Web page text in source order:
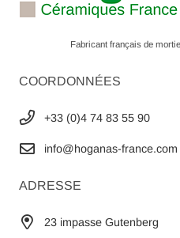
Fabricant français de
COORDONNÉES
+33 (0)4 74 83 55 90
info@hoganas-france.com
ADRESSE
23 impasse Gutenberg